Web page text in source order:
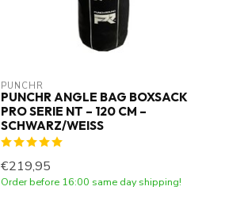
PUNCHR
PUNCHR ANGLE BAG BOXSACK
PRO SERIE NT – 120 CM –
SCHWARZ/WEISS
€219,95
Order before 16:00 same day shipping!